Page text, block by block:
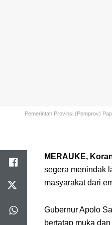
Pemerintah Provinsi (Pemprov)
MERAUKE,
segera menindak
masyarakat dari
Gubernur Apolo
bertatap muka